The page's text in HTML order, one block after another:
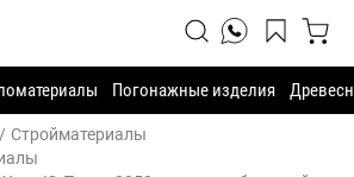
Погонажные изделия
Стройматериалы